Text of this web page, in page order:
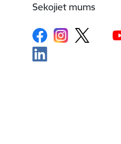
Sekojiet mums